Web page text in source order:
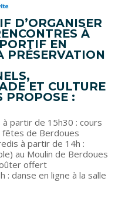
D’ORGANISER
À
EN
PRÉSERVATION
ET CULTURE
PROPOSE :
partir de 15h30 : cours
fêtes de Berdoues
à partir de 14h :
au Moulin de Berdoues
offert
: danse en ligne à la salle